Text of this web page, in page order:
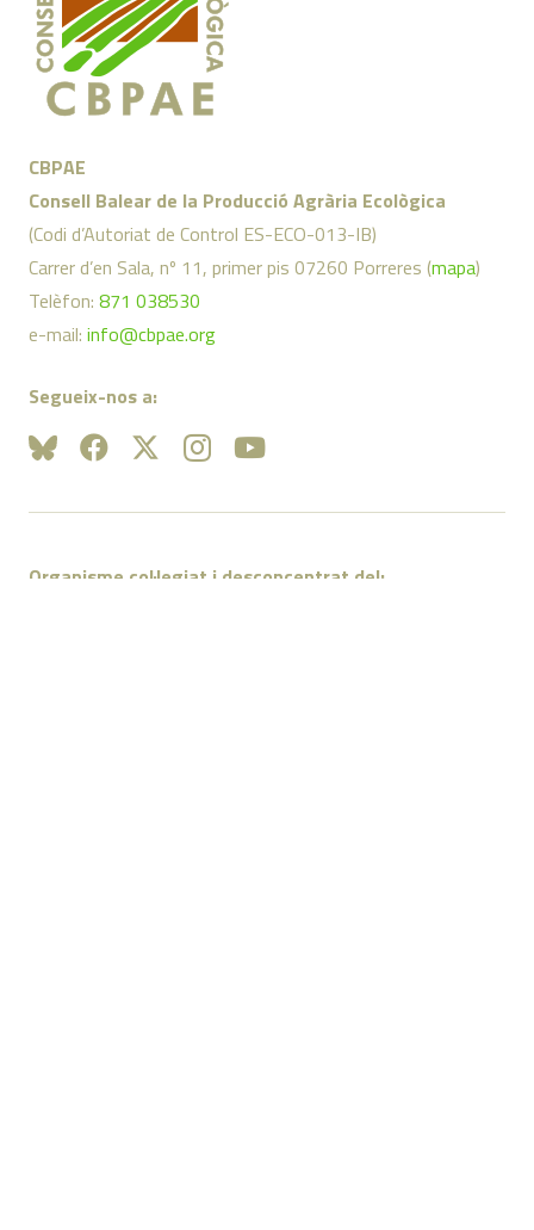
CBPAE
Consell Balear de la Producció Agrària Ecològica
(Codi d’Autoriat de Control ES-ECO-013-IB)
Carrer d’en Sala, nº 11, primer pis 07260 Porreres (mapa)
Telèfon: 871 038530
e-mail: info@cbpae.org
Segueix-nos a:
Organisme col·legiat i desconcentrat del: